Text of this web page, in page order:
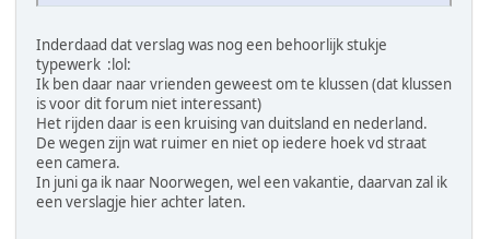
Inderdaad dat verslag was nog een behoorlijk stukje
typewerk :lol:
Ik ben daar naar vrienden geweest om te klussen (dat klussen
is voor dit forum niet interessant)
Het rijden daar is een kruising van duitsland en nederland.
De wegen zijn wat ruimer en niet op iedere hoek vd straat
een camera.
In juni ga ik naar Noorwegen, wel een vakantie, daarvan zal ik
een verslagje hier achter laten.